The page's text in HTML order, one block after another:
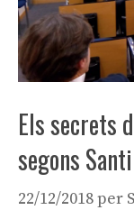
Els secrets
segons
22/12/2018per